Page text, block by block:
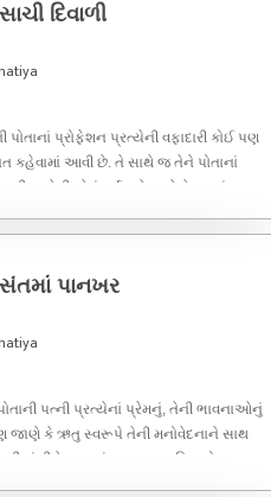
સાચી દિવાળી
પોતાનાં પ્રોફેશન પ્રત્યેની વફાદારી કોઈ પણ
કહેવામાં આવી છે. તે સાથે જ તેને પોતાનાં
મુશ્કેલીઓનું વર્ણન છે અને તેમ છતાં
પાનખર
પત્ની પ્રત્યેનાં પ્રેમનું, તેની ભાવનાઓનું
જાણે કે ઋતુ સ્વરૂપે તેની મનોવેદનાને સાથ
વાંચીને આપનાં અમૂલ્ય પ્રતિભાવો જરૂર